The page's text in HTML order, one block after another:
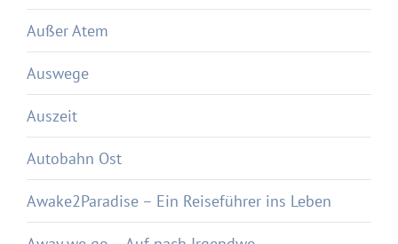
Außer Atem
Auswege
Auszeit
Autobahn Ost
Awake2Paradise – Ein Reiseführer ins Leben